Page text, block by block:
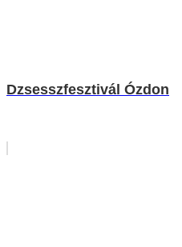
Dzsesszfesztivál Ózdon